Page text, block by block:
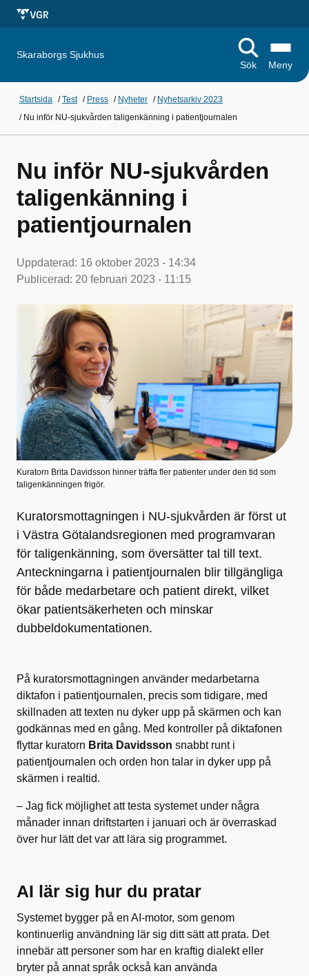
Skaraborgs Sjukhus
Sök
Meny
Startsida /Test / Press / Nyheter / Nyhetsarkiv 2023
/ Nu inför NU-sjukvården taligenkänning i patientjournalen
Nu inför NU-sjukvården
taligenkänning i
patientjournalen
Uppdaterad: 16 oktober 2023 - 14:34
Publicerad: 20 februari 2023 - 11:15
Kuratorn Brita Davidsson hinner träffa fler patienter under den tid som
taligenkänningen frigör.
Kuratorsmottagningen i NU-sjukvården är först ut
i Västra Götalandsregionen med programvaran
för taligenkänning, som översätter tal till text.
Anteckningarna i patientjournalen blir tillgängliga
för både medarbetare och patient direkt, vilket
ökar patientsäkerheten och minskar
dubbeldokumentationen.
På kuratorsmottagningen använder medarbetarna
diktafon i patientjournalen, precis som tidigare, med
skillnaden att texten nu dyker upp på skärmen och kan
godkännas med en gång. Med kontroller på diktafonen
flyttar kuratorn Brita Davidsson snabbt runt i
patientjournalen och orden hon talar in dyker upp på
skärmen i realtid.
– Jag fick möjlighet att testa systemet under några
månader innan driftstarten i januari och är överraskad
över hur lätt det var att lära sig programmet.
AI lär sig hur du pratar
Systemet bygger på en AI-motor, som genom
kontinuerlig användning lär sig ditt sätt att prata. Det
innebär att personer som har en kraftig dialekt eller
bryter på annat språk också kan använda